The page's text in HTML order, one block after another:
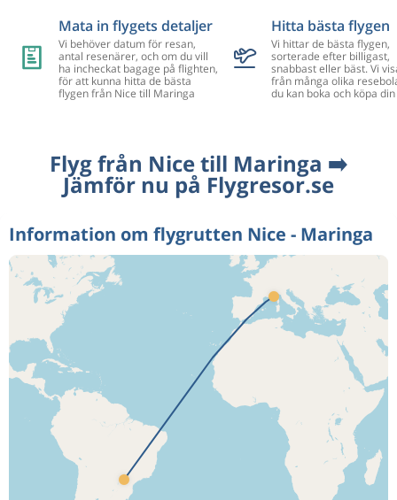
Mata in flygets detaljer
Vi behöver datum för resan,
antal resenärer, och om du vill
ha incheckat bagage på flighten,
för att kunna hitta de bästa
flygen från Nice till Maringa
Hitta bästa flygen
Vi hittar de bästa flygen,
sorterade efter billigast,
snabbast eller bäst. Vi
från många olika
du kan boka och köpa
Flyg från Nice till Maringa ➡️
Jämför nu på Flygresor.se
Information om flygrutten Nice - Maringa